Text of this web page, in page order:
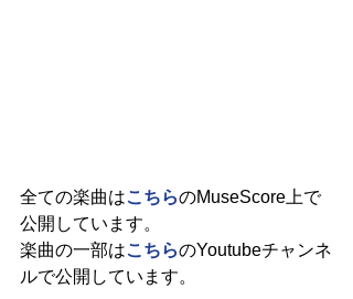
全ての楽曲はこちらのMuseScore上で
公開しています。
楽曲の一部はこちらのYoutubeチャンネ
ルで公開しています。